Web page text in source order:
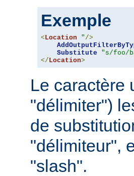
Exemple
< Location " />
Substitute
"s/foo/
</ Location>
Le caractère
"délimiter")
de
"délimiteur",
"slash".